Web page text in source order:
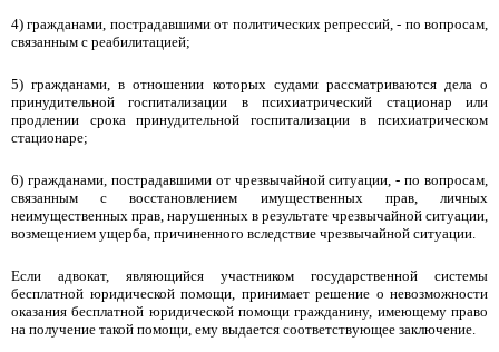
4) гражданами, пострадавшими от политических репрессий, - по вопросам,
связанным с реабилитацией;
5) гражданами, в отношении которых судами рассматриваются дела о
принудительной госпитализации в психиатрический стационар или
продлении срока принудительной госпитализации в психиатрическом
стационаре;
6) гражданами, пострадавшими от чрезвычайной ситуации, - по вопросам,
связанным с восстановлением имущественных прав, личных
неимущественных прав, нарушенных в результате чрезвычайной ситуации,
возмещением ущерба, причиненного вследствие чрезвычайной ситуации.
Если адвокат, являющийся участником государственной системы
бесплатной юридической помощи, принимает решение о невозможности
оказания бесплатной юридической помощи гражданину, имеющему право
на получение такой помощи, ему выдается соответствующее заключение.